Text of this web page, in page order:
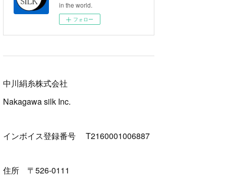
in the world.
フォロー
中川絹糸株式会社
Nakagawa silk Inc.
インボイス登録番号 T2160001006887
住所 〒526-0111